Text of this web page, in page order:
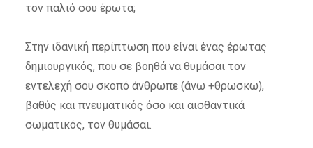
τον παλιό σου έρωτα;
Στην ιδανική περίπτωση που είναι ένας έρωτας
δημιουργικός, που σε βοηθά να θυμάσαι τον
εντελεχή σου σκοπό άνθρωπε (άνω +θρωσκω),
βαθύς και πνευματικός όσο και αισθαντικά
σωματικός, τον θυμάσαι.